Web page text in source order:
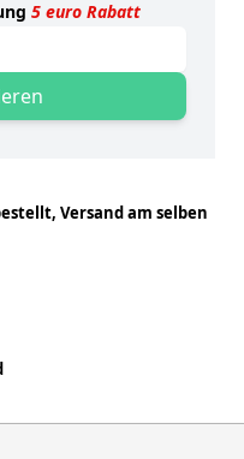
5 euro Rabatt
Versand am selben